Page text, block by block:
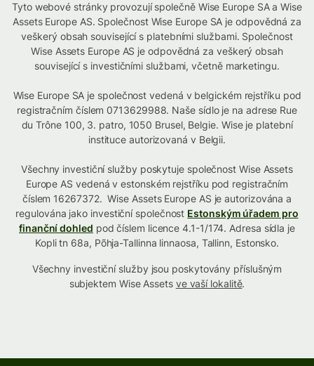
Tyto webové stránky provozují společně Wise Europe SA a Wise
Assets Europe AS. Společnost Wise Europe SA je odpovědná za
veškerý obsah související s platebními službami. Společnost
Wise Assets Europe AS je odpovědná za veškerý obsah
související s investičními službami, včetně marketingu.
Wise Europe SA je společnost vedená v belgickém rejstříku pod
registračním číslem 0713629988. Naše sídlo je na adrese Rue
du Trône 100, 3. patro, 1050 Brusel, Belgie. Wise je platební
instituce autorizovaná v Belgii.
Všechny investiční služby poskytuje společnost Wise Assets
Europe AS vedená v estonském rejstříku pod registračním
číslem 16267372. Wise Assets Europe AS je autorizována a
regulována jako investiční společnost Estonským úřadem pro
finanční dohled pod číslem licence 4.1-1/174. Adresa sídla je
Kopli tn 68a, Põhja-Tallinna linnaosa, Tallinn, Estonsko.
Všechny investiční služby jsou poskytovány příslušným
subjektem Wise Assets ve vaší lokalitě.